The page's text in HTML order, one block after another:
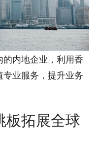
内地企业，利用香
业服务，提升业务
板拓展全球